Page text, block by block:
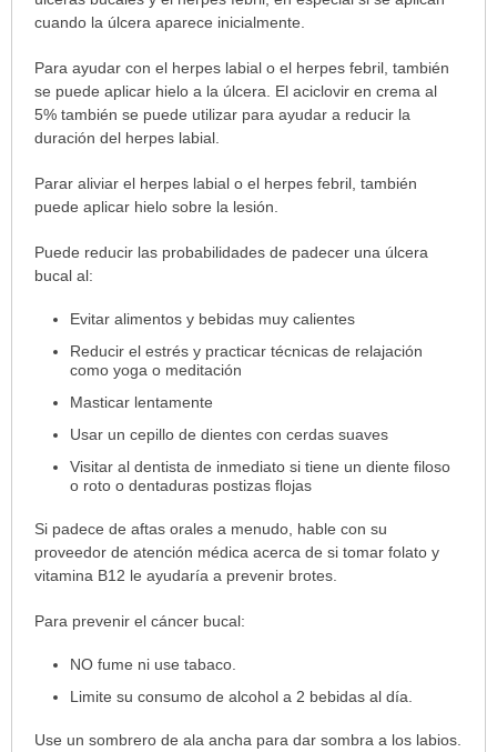
cuando la úlcera aparece inicialmente.
Para ayudar con el herpes labial o el herpes febril, también
se puede aplicar hielo a la úlcera. El aciclovir en crema al
5% también se puede utilizar para ayudar a reducir la
duración del herpes labial.
Parar aliviar el herpes labial o el herpes febril, también
puede aplicar hielo sobre la lesión.
Puede reducir las probabilidades de padecer una úlcera
bucal al:
Evitar alimentos y bebidas muy calientes
Reducir el estrés y practicar técnicas de relajación
como yoga o meditación
Masticar lentamente
Usar un cepillo de dientes con cerdas suaves
Visitar al dentista de inmediato si tiene un diente filoso
o roto o dentaduras postizas flojas
Si padece de aftas orales a menudo, hable con su
proveedor de atención médica acerca de si tomar folato y
vitamina B12 le ayudaría a prevenir brotes.
Para prevenir el cáncer bucal:
NO fume ni use tabaco.
Limite su consumo de alcohol a 2 bebidas al día.
Use un sombrero de ala ancha para dar sombra a los labios.